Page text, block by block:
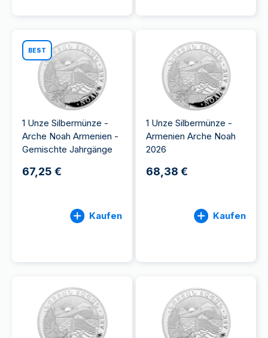
BEST
1 Unze Silbermünze -
Arche Noah Armenien -
Gemischte Jahrgänge
67,25 €
Kaufen
1 Unze Silbermünze -
Armenien Arche Noah
2026
68,38 €
Kaufen